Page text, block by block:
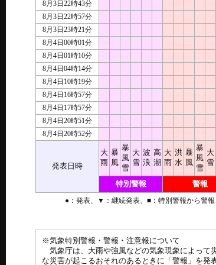
8月3日22時43分
8月3日22時57分
8月3日23時21分
8月4日00時01分
8月4日01時10分
8月4日04時14分
8月4日10時19分
8月4日16時57分
8月4日17時57分
8月4日20時51分
8月4日20時52分
発表日時
大
雨
暴
風
暴
風
雪
大
雪
波
浪
高
潮
大
雨
洪
水
暴
風
暴
風
雪
大
雪
特別警報 警報
●：発表、▼：継続発表、■：特別警報から警
※気象特別警報・警報・注意報について
気象庁は、大雨や強風などの気象現象によって
な災害が起こるおそれのあるときに「警報」を